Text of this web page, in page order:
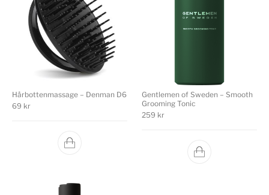
Hårbottenmassage – Denman D6
69 kr
Gentlemen of Sweden – Smooth
Grooming Tonic
259 kr